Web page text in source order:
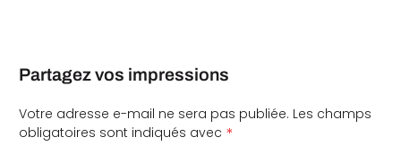
Partagez vos impressions
Votre adresse e-mail ne sera pas publiée. Les champs
obligatoires sont indiqués avec *